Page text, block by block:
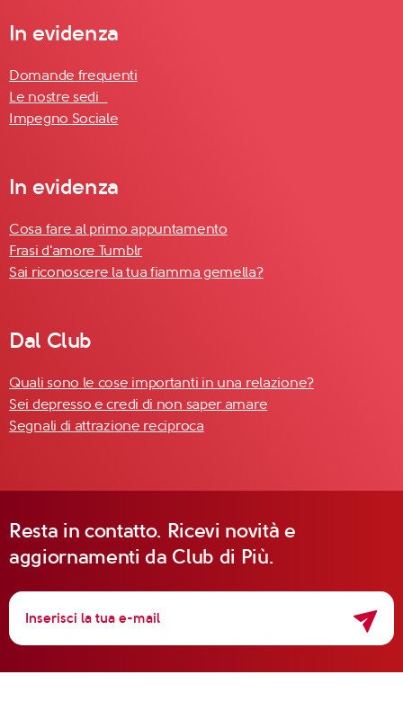
In evidenza
Domande frequenti
Le nostre sedi
Impegno Sociale
In evidenza
Cosa fare al primo appuntamento
Frasi d'amore Tumblr
Sai riconoscere la tua fiamma gemella?
Dal Club
Quali sono le cose importanti in una relazione?
Sei depresso e credi di non saper amare
Segnali di attrazione reciproca
Resta in contatto. Ricevi novità e
aggiornamenti da Club di Più.